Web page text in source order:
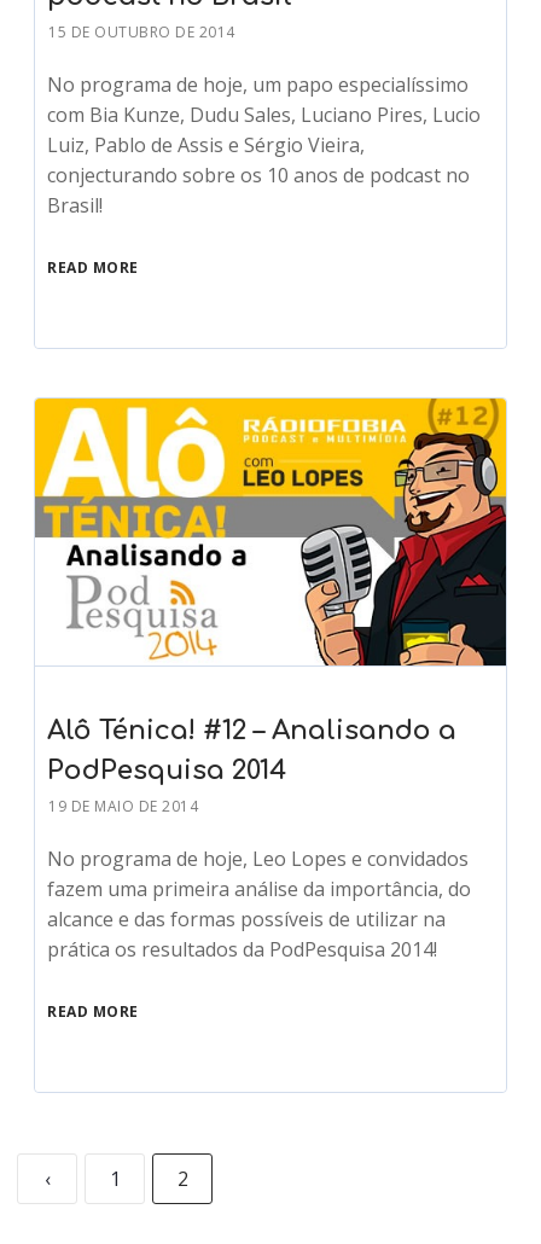
15 DE OUTUBRO DE 2014
No programa de hoje, um papo especialíssimo
com Bia Kunze, Dudu Sales, Luciano Pires, Lucio
Luiz, Pablo de Assis e Sérgio Vieira,
conjecturando sobre os 10 anos de podcast no
Brasil!
READ MORE
Alô Ténica! #12 – Analisando a
PodPesquisa 2014
19 DE MAIO DE 2014
No programa de hoje, Leo Lopes e convidados
fazem uma primeira análise da importância, do
alcance e das formas possíveis de utilizar na
prática os resultados da PodPesquisa 2014!
READ MORE
‹ 1 2